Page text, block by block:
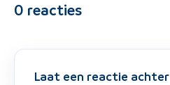
0 reacties
Laat een reactie achter